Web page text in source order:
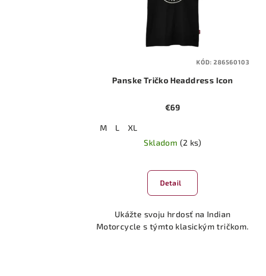
Panske Tričko Headdress Icon
€69
M L
XL
Skladom (2 ks)
Detail
Ukážte svoju hrdosť na Indian
Motorcycle s týmto klasickým tričkom.
KÓD:286560103